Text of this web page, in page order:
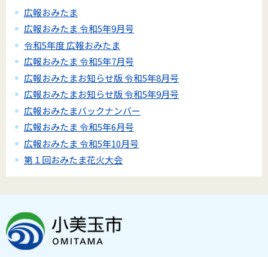
広報おみたま
広報おみたま 令和5年9月号
令和5年度 広報おみたま
広報おみたま 令和5年7月号
広報おみたまお知らせ版 令和5年8月号
広報おみたまお知らせ版 令和5年9月号
広報おみたまバックナンバー
広報おみたま 令和5年6月号
広報おみたま 令和5年10月号
第１回おみたま花火大会